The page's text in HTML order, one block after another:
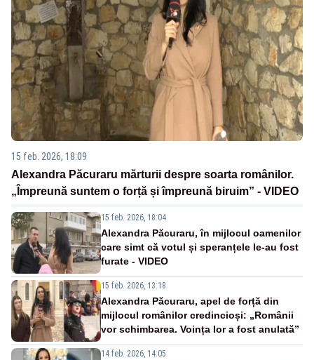
15 feb. 2026, 18:09
Alexandra Păcuraru mărturii despre soarta românilor.
„Împreună suntem o forță și împreună biruim” - VIDEO
15 feb. 2026, 18:04
Alexandra Păcuraru, în mijlocul oamenilor
care simt că votul și speranțele le-au fost
furate - VIDEO
15 feb. 2026, 13:18
Alexandra Păcuraru, apel de forță din
mijlocul românilor credincioși: „Românii
vor schimbarea. Voința lor a fost anulată”
14 feb. 2026, 14:05